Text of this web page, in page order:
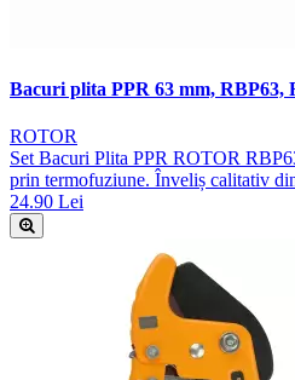
Bacuri plita PPR 63 mm, RBP63,
ROTOR
Set Bacuri Plita PPR ROTOR
prin termofuziune. Înveliș calitativ
24.90 Lei